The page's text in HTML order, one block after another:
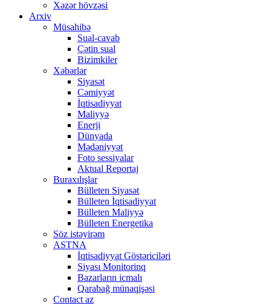
Xəzər hövzəsi
Arxiv
Müsahibə
Sual-cavab
Çətin sual
Bizimkiler
Xəbərlər
Siyasət
Cəmiyyət
İqtisadiyyat
Maliyyə
Enerji
Dünyada
Mədəniyyət
Foto sessiyalar
Aktual Reportaj
Buraxılışlar
Bülleten Siyasət
Bülleten İqtisadiyyat
Bülleten Maliyyə
Bülleten Energetika
Söz istəyirəm
ASTNA
İqtisadiyyat Göstəriciləri
Siyası Monitorinq
Bazarların icmalı
Qarabağ münaqişəsi
Contact az